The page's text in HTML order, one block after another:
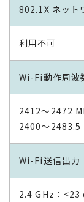
802.1X ネット
利用不可
Wi-Fi動作周波
2412～2472
2400～2483.5
Wi-Fi送信出力
2.4 GHz：<23